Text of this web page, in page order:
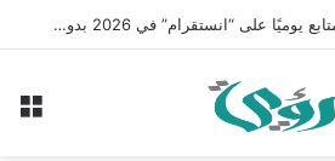
كيف تحصل على 100 متابع يوميًا على “انستقرام” في 2026 بدون إعلانات